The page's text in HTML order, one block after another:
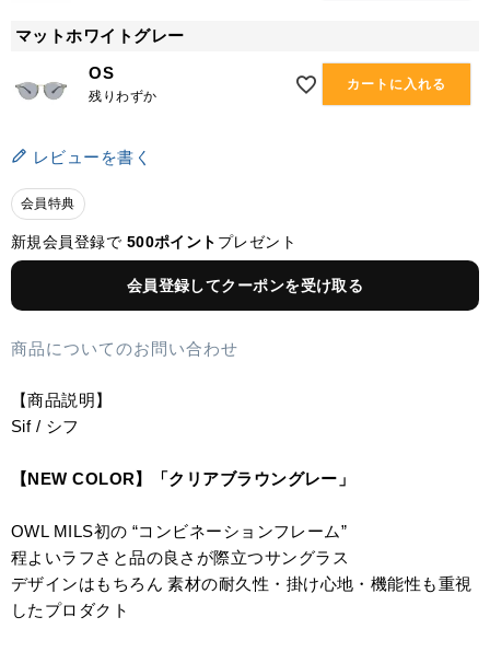
マットホワイトグレー
OS
残りわずか
カートに入れる
レビューを書く
会員特典
新規会員登録で 500ポイント プレゼント
会員登録してクーポンを受け取る
商品についてのお問い合わせ
【商品説明】
Sif / シフ
【NEW COLOR】「クリアブラウングレー」
OWL MILS初の “コンビネーションフレーム”
程よいラフさと品の良さが際立つサングラス
デザインはもちろん 素材の耐久性・掛け心地・機能性も重視
したプロダクト